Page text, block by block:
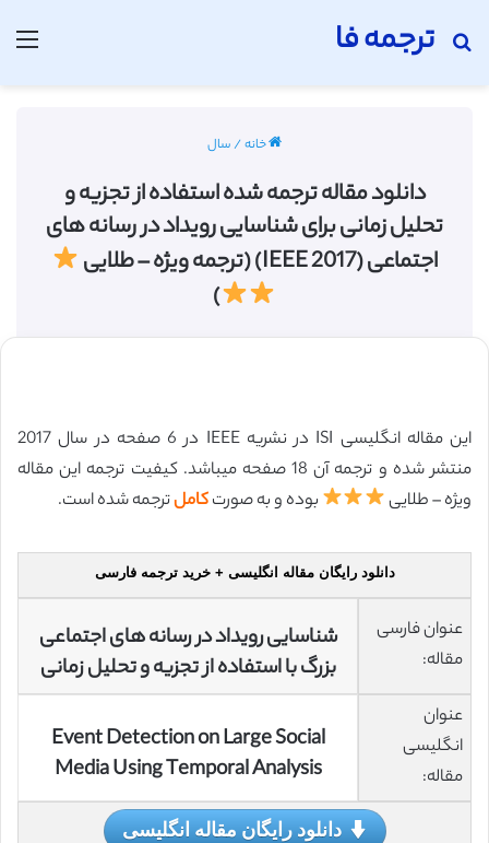
ترجمه فا
جستجو برای
خانه/سال
دانلود مقاله ترجمه شده استفاده از تجزیه و
تحلیل زمانی برای شناسایی رویداد در رسانه های
اجتماعی (IEEE 2017) (ترجمه ویژه – طلایی
)
این مقاله انگلیسی ISI در نشریه IEEE در 6 صفحه در سال 2017
منتشر شده و ترجمه آن 18 صفحه میباشد. کیفیت ترجمه این مقاله
ویژه – طلایی
بوده و به صورتکاملترجمه شده است.
دانلود رایگان مقاله انگلیسی + خرید ترجمه فارسی
عنوان فارسی
مقاله:
شناسایی رویداد در رسانه های اجتماعی
بزرگ با استفاده از تجزیه و تحلیل زمانی
عنوان
انگلیسی
مقاله:
Event Detection on Large Social
Media Using Temporal Analysis
دانلود رایگان مقاله انگلیسی